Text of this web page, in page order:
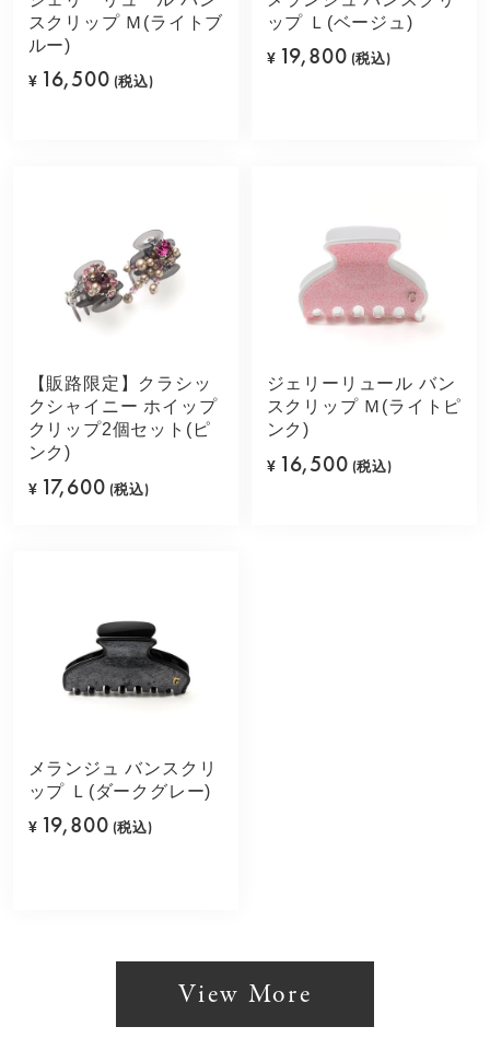
スクリップ Ｍ(ライトブ
ルー)
¥ 16,500 (税込)
ップ Ｌ(ベージュ)
¥ 19,800 (税込)
【販路限定】クラシッ
クシャイニー ホイップ
クリップ2個セット(ピ
ンク)
¥ 17,600 (税込)
ジェリーリュール バン
スクリップ Ｍ(ライトピ
ンク)
¥ 16,500 (税込)
メランジュ バンスクリ
ップ Ｌ(ダークグレー)
¥ 19,800 (税込)
View More